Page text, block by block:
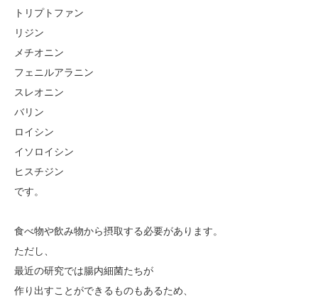
トリプトファン
リジン
メチオニン
フェニルアラニン
スレオニン
バリン
ロイシン
イソロイシン
ヒスチジン
です。
食べ物や飲み物から摂取する必要があります。
ただし、
最近の研究では腸内細菌たちが
作り出すことができるものもあるため、